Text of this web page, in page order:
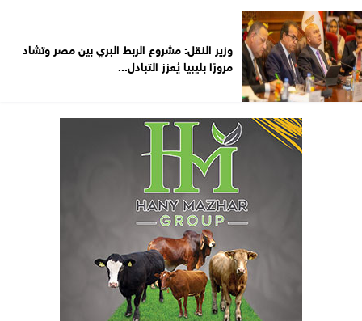
وزير النقل: مشروع الربط البري بين مصر وتشاد
مرورًا بليبيا يُعزز التبادل...